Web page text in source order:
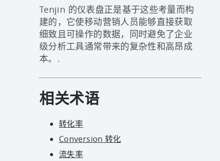
Tenjin 的仪表盘正是基于这些考量而构
建的，它使移动营销人员能够直接获取
细致且可操作的数据，同时避免了企业
级分析工具通常带来的复杂性和高昂成
本。.
相关术语
转化率
Conversion 转化
流失率